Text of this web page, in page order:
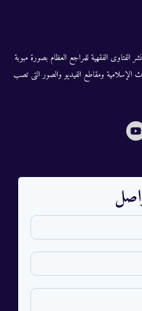
الفقهية للمراجع العظام بصورة مبوبة
الإسلامية ومقاطع الفيديو والصور التى تصب